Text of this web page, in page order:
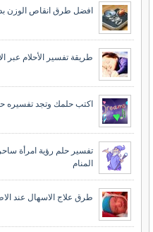
افضل طرق انقاص الوزن
طريقة تفسير الأحلام عبر
اكتب حلمك وتجد تفسيره
تفسير حلم رؤية امرأة
المنام
طرق علاج الاسهال عند